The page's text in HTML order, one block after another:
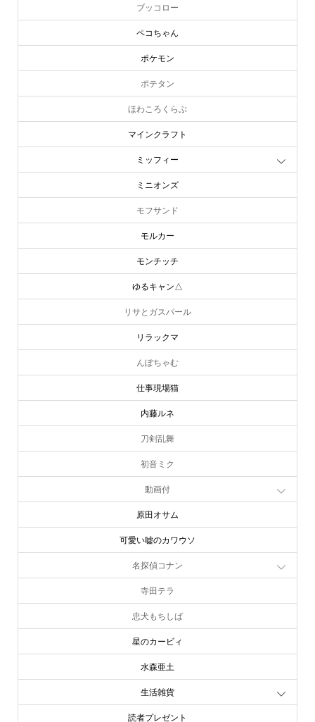
ブッコロー
ペコちゃん
ポケモン
ポテタン
ほわころくらぶ
マインクラフト
ミッフィー
ミニオンズ
モフサンド
モルカー
モンチッチ
ゆるキャン△
リサとガスパール
リラックマ
んぽちゃむ
仕事現場猫
内藤ルネ
刀剣乱舞
初音ミク
動画付
原田オサム
可愛い嘘のカワウソ
名探偵コナン
寺田テラ
忠犬もちしば
星のカービィ
水森亜土
生活雑貨
読者プレゼント